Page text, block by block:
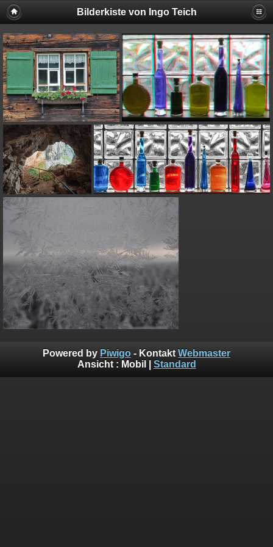
Bilderkiste von Ingo Teich
Powered by Piwigo - Kontakt Webmaster
Ansicht : Mobil Standard